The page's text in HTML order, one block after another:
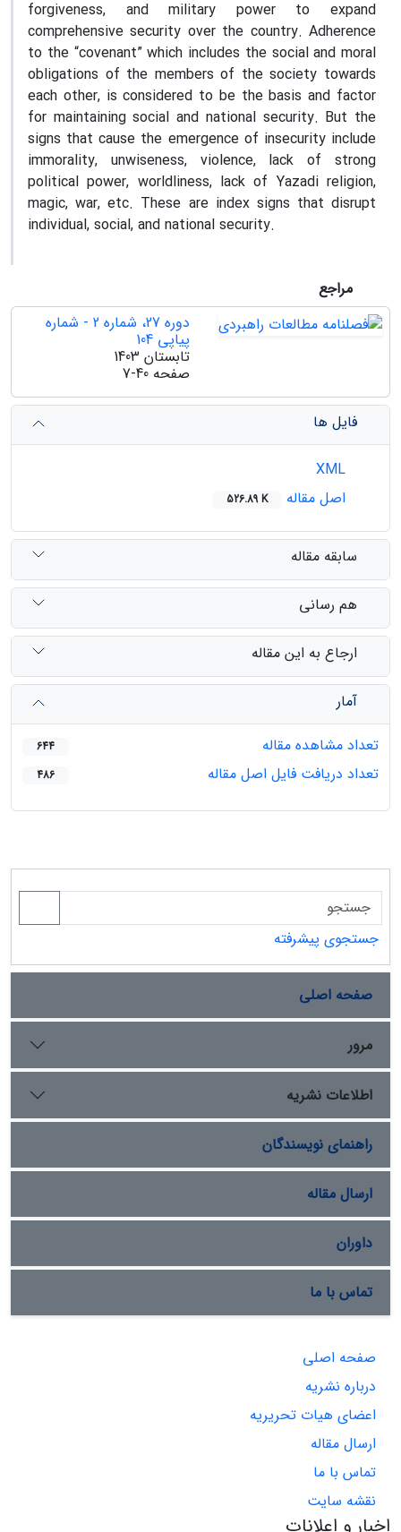
forgiveness, and military power to expand
comprehensive security over the country. Adherence
to the “covenant” which includes the social and moral
obligations of the members of the society towards
each other, is considered to be the basis and factor
for maintaining social and national security. But the
signs that cause the emergence of insecurity include
immorality, unwiseness, violence, lack of strong
political power, worldliness, lack of Yazadi religion,
magic, war, etc. These are index signs that disrupt
individual, social, and national security.
مراجع
دوره 27، شماره 2 - شماره
پیاپی 104
تابستان 1403
صفحه 7-40
فایل ها
اصل مقاله
526.89 K
سابقه مقاله
هم رسانی
ارجاع به این مقاله
آمار
تعداد مشاهده مقاله
644
تعداد دریافت فایل اصل مقاله 486
جستجوی پیشرفته
صفحه اصلی
مرور
اطلاعات نشریه
راهنمای نویسندگان
ارسال مقاله
داوران
تماس با ما
صفحه اصلی
درباره نشریه
اعضای هیات تحریریه
ارسال مقاله
تماس با ما
نقشه سایت
اخبار و اعلانات